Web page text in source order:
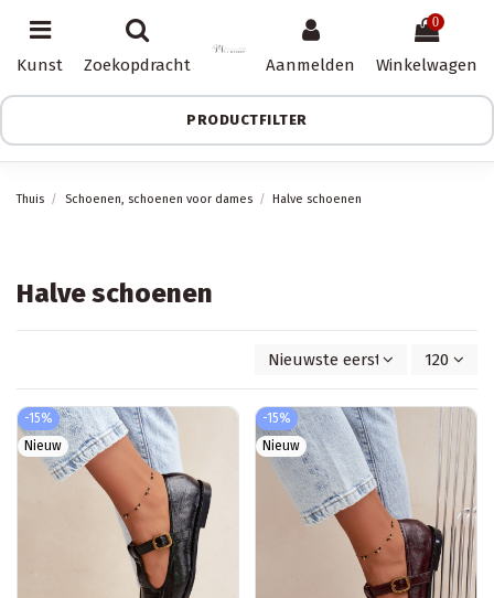
Kunst Zoekopdracht Aanmelden
0
Winkelwagen
PRODUCTFILTER
Thuis Schoenen, schoenen voor dames Halve schoenen
Halve schoenen
Nieuwste eerst 120
-15%
Nieuw
-15%
Nieuw